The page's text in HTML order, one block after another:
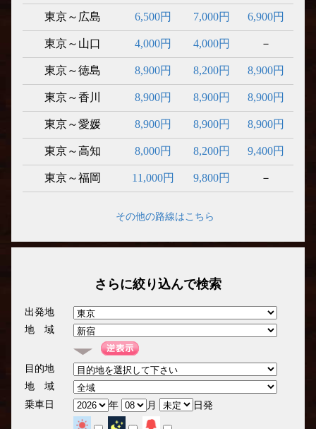
東京～広島 6,500円 7,000円 6,900円
東京～山口 4,000円 4,000円 －
東京～徳島 8,900円 8,200円 8,900円
東京～香川 8,900円 8,900円 8,900円
東京～愛媛 8,900円 8,900円 8,900円
東京～高知 8,000円 8,200円 9,400円
東京～福岡 11,000円 9,800円 －
その他の路線はこちら
さらに絞り込んで検索
出発地
地 域
目的地
地 域
乗車日
年 月 日発